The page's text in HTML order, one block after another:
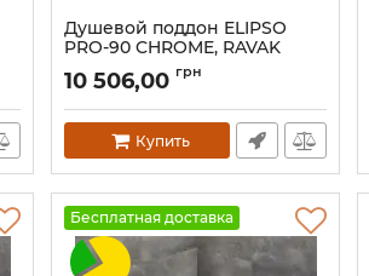
Душевой поддон ELIPSO
PRO-90 CHROME, RAVAK
Артикул:XA247701010
10 506,00 грн
Купить
Бесплатная доставка